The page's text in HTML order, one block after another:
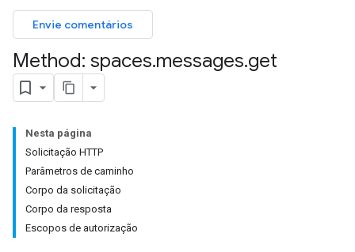
Envie comentários
Method: spaces.messages.get
Nesta página
Solicitação HTTP
Parâmetros de caminho
Corpo da solicitação
Corpo da resposta
Escopos de autorização